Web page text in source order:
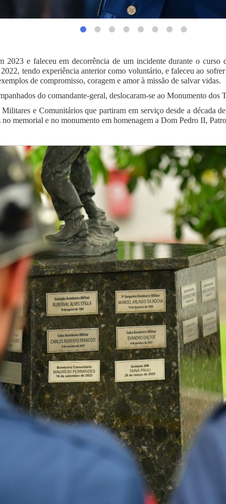
2023 e faleceu em decorrência de um incidente durante o
tendo experiência anterior como voluntário, e faleceu ao
de compromisso, coragem e amor à missão de salvar vidas.
do comandante-geral, deslocaram-se ao Monumento dos
e Comunitários que partiram em serviço desde a década
no memorial e no monumento em homenagem a Dom Pedro II,